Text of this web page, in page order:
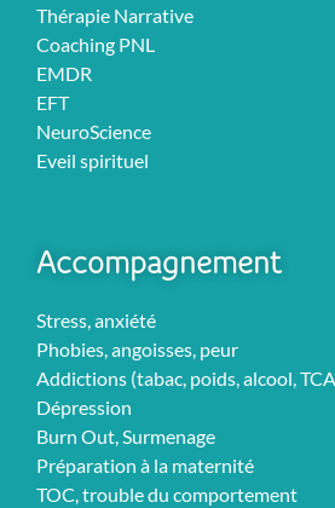
Thérapie Narrative
Coaching PNL
EMDR
EFT
NeuroScience
Eveil spirituel
Accompagnement
Stress, anxiété
Phobies, angoisses, peur
Addictions (tabac, poids, alcool,
Dépression
Burn Out, Surmenage
Préparation à la maternité
TOC, trouble du comportement